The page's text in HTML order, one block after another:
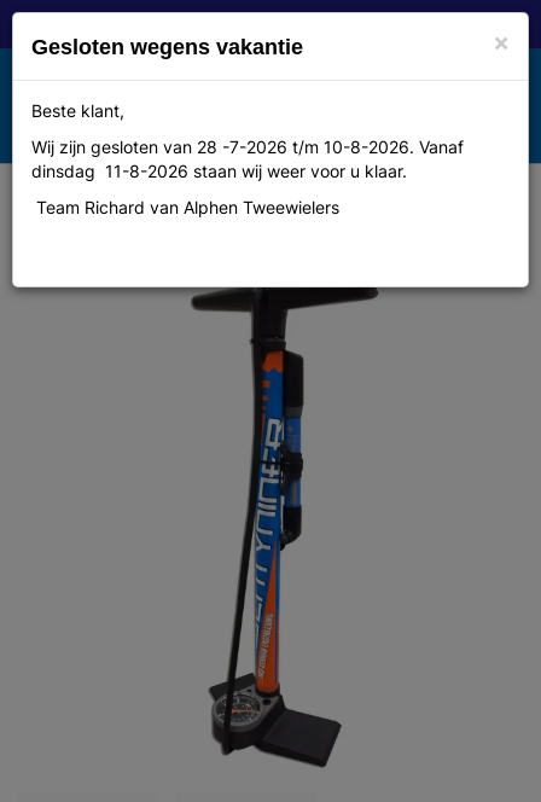
Toggle
navigation
MENU
Sks Pomp Twentyniner
×
Gesloten wegens vakantie
Beste klant,
Wij zijn gesloten van 28 -7-2026 t/m 10-8-2026. Vanaf
dinsdag 11-8-2026 staan wij weer voor u klaar.
Team Richard van Alphen Tweewielers